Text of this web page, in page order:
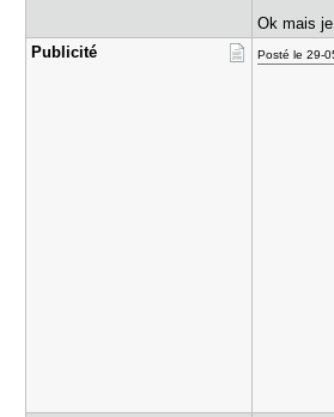
Ok mais
Publicité
Posté le 29-